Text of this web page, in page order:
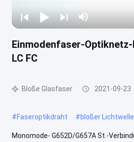
Einmodenfaser-Optiknetz-
LC FC
Bloße Glasfaser 2021-09-23
#Faseroptikdraht #bloßer
Monomode- G652D/G657A St.-